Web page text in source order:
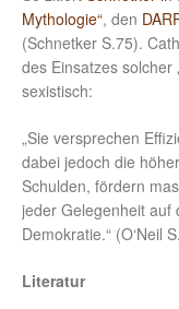
Mythologie“, den
(Schnetker S.75).
des Einsatzes solcher
sexistisch:
„Sie versprechen
dabei jedoch die
Schulden, fördern
jeder Gelegenheit auf
Demokratie.“ (O‘Neil
Literatur